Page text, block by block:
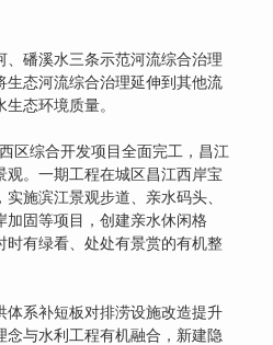
磻溪水三条示范河流综合治理
生态河流综合治理延伸到其他流
态环境质量。
综合开发项目全面完工，昌江
观。一期工程在城区昌江西岸宝
施滨江景观步道、亲水码头、
加固等项目，创建亲水休闲格
时有绿看、处处有景赏的有机整
系补短板对排涝设施改造提升
念与水利工程有机融合，新建隐